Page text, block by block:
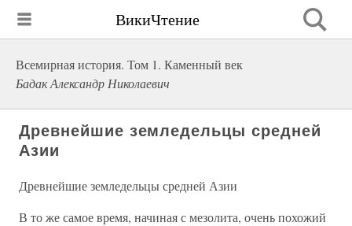
ВикиЧтение
Всемирная история. Том 1. Каменный век
Бадак Александр Николаевич
Древнейшие земледельцы средней
Азии
Древнейшие земледельцы средней Азии
В то же самое время, начиная с мезолита, очень похожий